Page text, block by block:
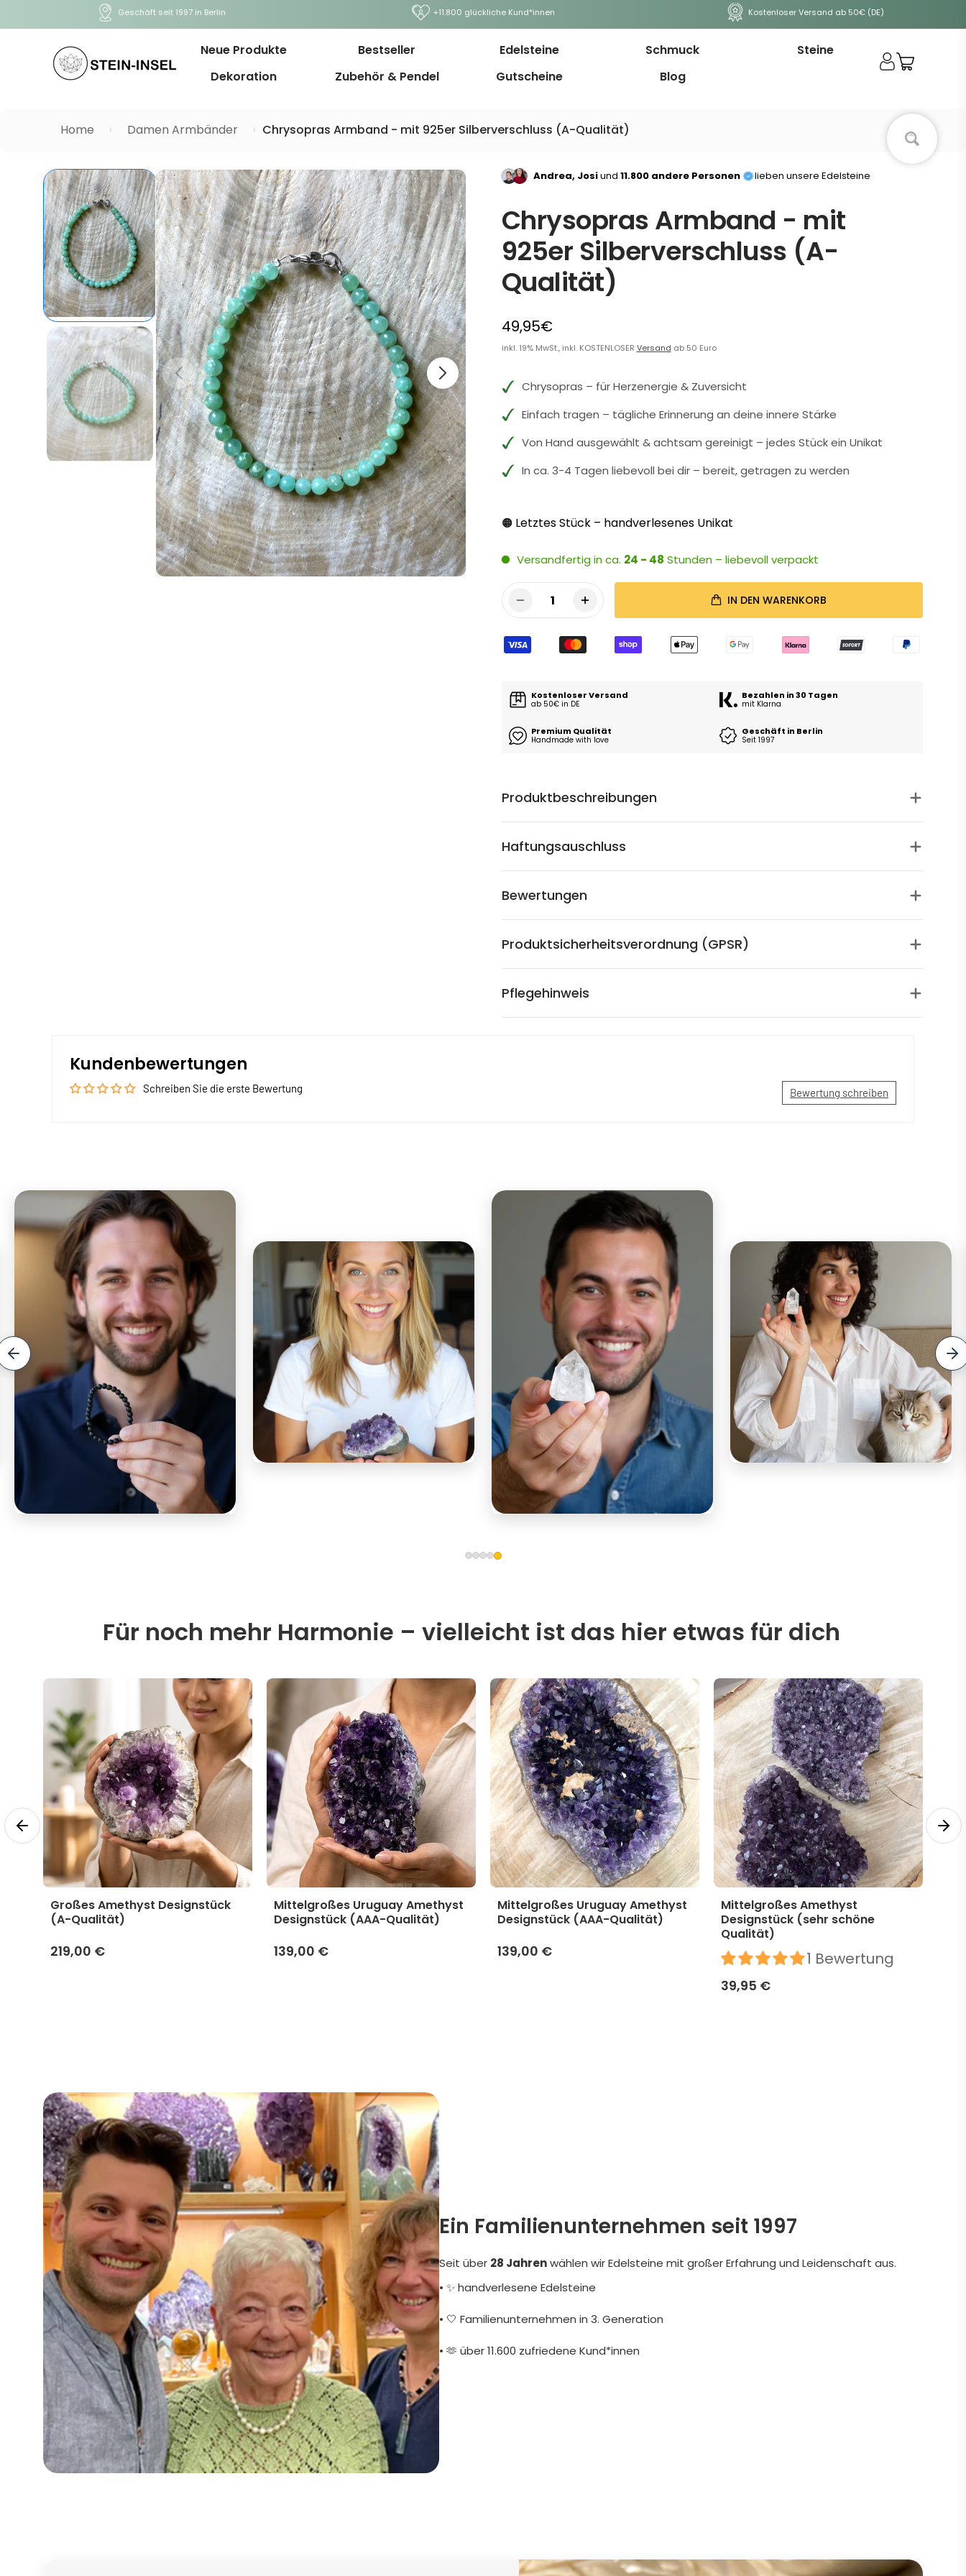
Geschäft seit 1997 in Berlin +11.800 glückliche Kund*innen Kostenloser Versand ab 50€ (DE)
Neue Produkte Bestseller Edelsteine Schmuck
Steine
Dekoration
Zubehör & Pendel Gutscheine Blog
Home Damen Armbänder Chrysopras Armband - mit 925er Silberverschluss (A-Qualität)
Andrea, Josiund 11.800 andere Personen lieben unsere Edelsteine
Chrysopras Armband - mit
925er Silberverschluss (A-
Qualität)
49,95€
inkl. 19% MwSt., inkl. KOSTENLOSER Versand ab 50 Euro
Chrysopras – für Herzenergie & Zuversicht
Einfach tragen – tägliche Erinnerung an deine innere Stärke
Von Hand ausgewählt & achtsam gereinigt – jedes Stück ein Unikat
In ca. 3-4 Tagen liebevoll bei dir – bereit, getragen zu werden
🟠Letztes Stück – handverlesenes Unikat
Versandfertig in ca. 24 - 48 Stunden – liebevoll verpackt
1 IN DEN WARENKORB
Kostenloser Versand
ab 50€ in DE
Bezahlen in 30 Tagen
mit Klarna
Premium Qualität
Handmade with love
Geschäft in Berlin
Seit 1997
Produktbeschreibungen
Haftungsauschluss
Bewertungen
Produktsicherheitsverordnung (GPSR)
Pflegehinweis
Kundenbewertungen
Schreiben Sie die erste Bewertung Bewertung schreiben
Für noch mehr Harmonie – vielleicht ist das hier etwas für dich
Großes Amethyst Designstück
(A-Qualität)
219,00 €
Mittelgroßes Uruguay Amethyst
Designstück (AAA-Qualität)
139,00 €
Mittelgroßes Uruguay Amethyst
Designstück (AAA-Qualität)
139,00 €
Mittelgroßes Amethyst
Designstück (sehr schöne
Qualität)
1 Bewertung
39,95 €
Ein Familienunternehmen seit 1997
Seit über 28 Jahrenwählen wir Edelsteine mit großer Erfahrung und Leidenschaft aus.
• ✨ handverlesene Edelsteine
• 🤍 Familienunternehmen in 3. Generation
• 🫶 über 11.600 zufriedene Kund*innen